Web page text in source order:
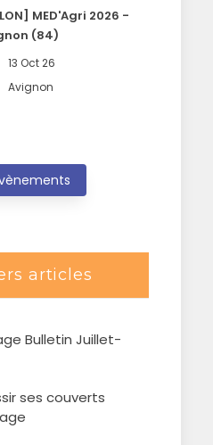
MED'Agri 2026 -
(84)
13 Oct 26
Avignon
articles
Bulletin Juillet-